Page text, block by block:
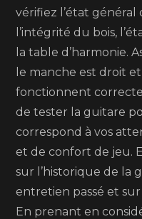
vérifiez l’état général
l’intégrité du bois,
la table d’harmonie.
le manche est droit
fonctionnent
de tester la guitare
correspond à vos
et de confort de jeu.
sur l’historique de la
entretien passé et
En prenant en